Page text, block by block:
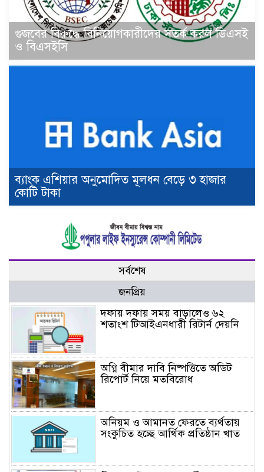
গুজবের বিরুদ্ধে বিনিয়োগকারীদের সতর্ক করল ডিএসই
ও বিএসইসি
ব্যাংক এশিয়ার অনুমোদিত মূলধন বেড়ে ৩ হাজার
কোটি টাকা
সর্বশেষ
জনপ্রিয়
দফায় দফায় সময় বাড়ালেও ৬২
শতাংশ টিআইএনধারী রিটার্ন দেয়নি
অগ্নি বীমার দাবি নিষ্পত্তিতে অডিট
রিপোর্ট নিয়ে মতবিরোধ
অনিয়ম ও আমানত ফেরতে ব্যর্থতায়
সংকুচিত হচ্ছে আর্থিক প্রতিষ্ঠান খাত